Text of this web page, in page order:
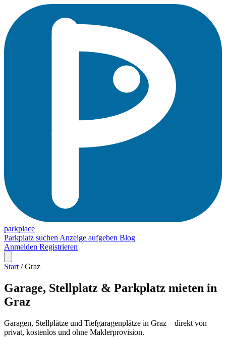
parkplace
Parkplatz suchen Anzeige aufgeben Blog
Anmelden Registrieren
Start / Graz
Garage, Stellplatz & Parkplatz mieten in
Graz
Garagen, Stellplätze und Tiefgaragenplätze in Graz – direkt von
privat, kostenlos und ohne Maklerprovision.